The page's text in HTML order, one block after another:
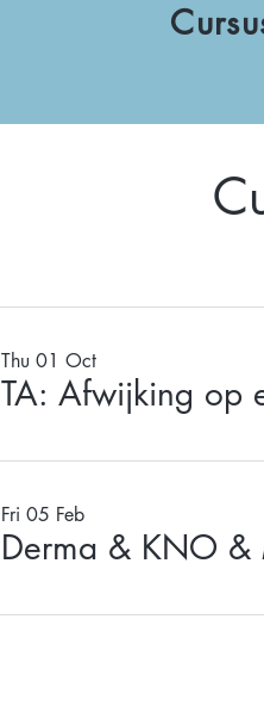
Thu 01 Oct
TA: Afwijking op
Fri 05 Feb
Derma & KNO &